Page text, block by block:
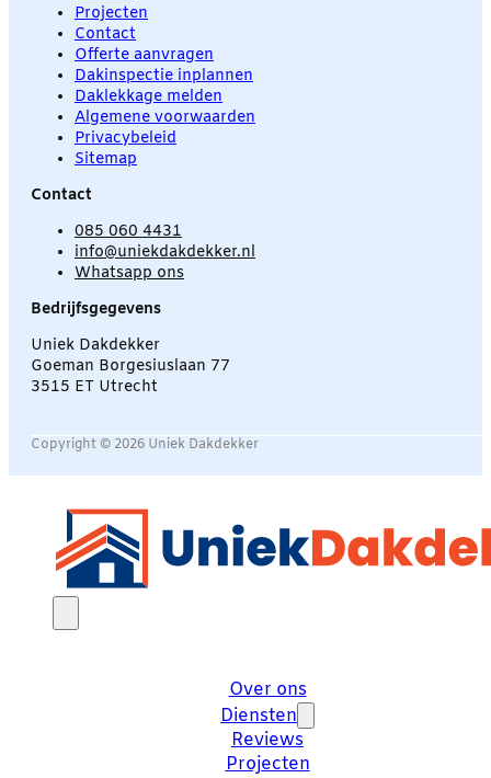
Projecten
Contact
Offerte aanvragen
Dakinspectie inplannen
Daklekkage melden
Algemene voorwaarden
Privacybeleid
Sitemap
Contact
085 060 4431
info@uniekdakdekker.nl
Whatsapp ons
Bedrijfsgegevens
Uniek Dakdekker
Goeman Borgesiuslaan 77
3515 ET Utrecht
Copyright © 2026 Uniek Dakdekker
Over ons
Diensten
Reviews
Projecten